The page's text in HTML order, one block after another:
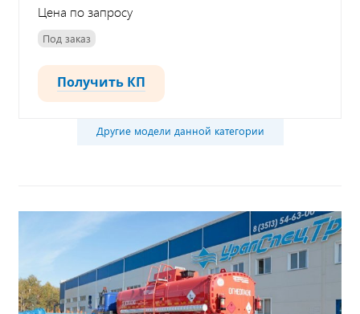
Цена по запросу
Под заказ
Получить КП
Другие модели данной категории